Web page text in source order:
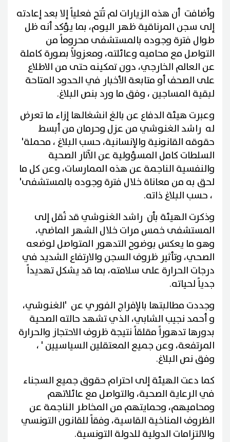
وأضافت أن هذه الزيارات لم تُتح فعلياً إلا بعد إعادته
إلى سجن المرناقية ظهر اليوم، بما يؤكد أنه ظل
طوال فترة وجوده بالمستشفى محروماً من
التواصل مع محاميه وعائلته، ومعزولاً بصورة كاملة
عن العالم الخارجي، دون تمكينه حتى من الاطلاع
على الصحف أو متابعة الأخبار في الحدود المتاحة
لبقية المساجين ، وفق ما ورد بنص البلاغ.
وعبرت هيئة الدفاع عن بالغ انشغالها إزاء ما تعرض
له راشد الغنوشي من عزل وحرمان من أبسط
حقوقه القانونية والإنسانية، حسب البلاغ ، محملة'
السلطات كامل المسؤولية عن الآثار الصحية
والنفسية الناجمة عن هذه الممارسات، وعن كل ما
لحق به من معاناة خلال فترة وجوده بالمستشفى'
، حسب البلاغ ذاته.
وذكرت الهيئة بأن راشد الغنوشي قد نُقل إلى
المستشفى خمس مرات خلال الشهر الماضي،
وهو ما يعكس بوضوح التدهور المتواصل لوضعه
الصحي، وتأثير ظروف السجن والارتفاع الشديد في
درجات الحرارة على سلامته، بما قد يشكل تهديداً
جدياً لحياته.
وجددت مطالبتها بالإفراج الفوري عن 'الغنوشي،
و أحمد نجيب الشابي، الذي تشهد حالته الصحية
بدورها تدهوراً مقلقاً نتيجة ظروف الاحتجاز والحرارة
المرتفعة، وعن جميع المعتقلين السياسيين ' ،
وفق نص البلاغ.
كما دعت الهيئة إلى احترام حقوق جميع السجناء
في الرعاية الصحية، والتواصل مع عائلاتهم
ومحاميهم، وحمايتهم من المخاطر الناجمة عن
الظروف المناخية القاسية، وفقاً للقانون التونسي
والالتزامات الدولية للدولة التونسية.